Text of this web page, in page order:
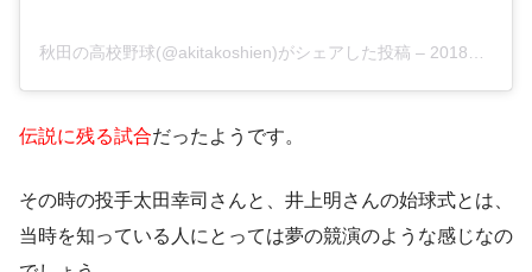
秋田の高校野球(@akitakoshien)がシェアした投稿 – 2018年10月月6日午前5時50分PDT
伝説に残る試合だったようです。
その時の投手太田幸司さんと、井上明さんの始球式とは、
当時を知っている人にとっては夢の競演のような感じなの